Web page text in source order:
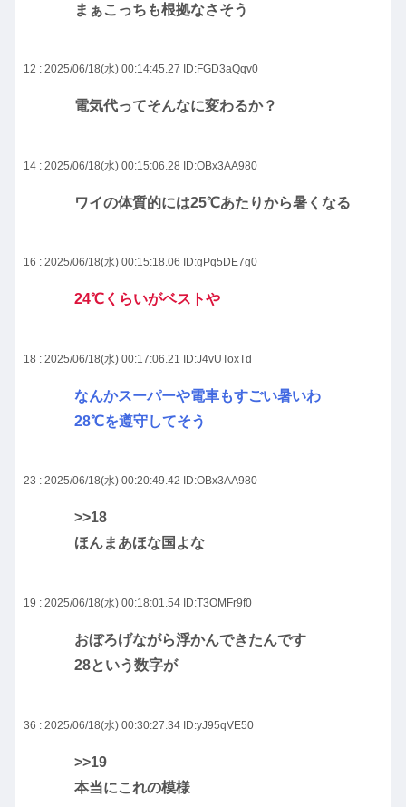
まぁこっちも根拠なさそう
12 : 2025/06/18(水) 00:14:45.27 ID:FGD3aQqv0
電気代ってそんなに変わるか？
14 : 2025/06/18(水) 00:15:06.28 ID:OBx3AA980
ワイの体質的には25℃あたりから暑くなる
16 : 2025/06/18(水) 00:15:18.06 ID:gPq5DE7g0
24℃くらいがベストや
18 : 2025/06/18(水) 00:17:06.21 ID:J4vUToxTd
なんかスーパーや電車もすごい暑いわ
28℃を遵守してそう
23 : 2025/06/18(水) 00:20:49.42 ID:OBx3AA980
>>18
ほんまあほな国よな
19 : 2025/06/18(水) 00:18:01.54 ID:T3OMFr9f0
おぼろげながら浮かんできたんです
28という数字が
36 : 2025/06/18(水) 00:30:27.34 ID:yJ95qVE50
>>19
本当にこれの模様